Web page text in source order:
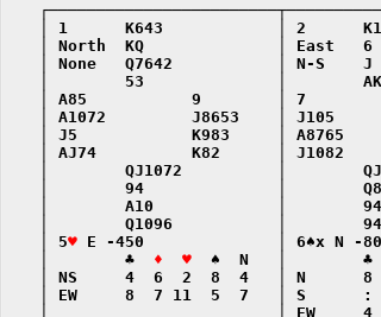
│ 1      K643            │ 2
│ North  KQ              │ East   6
│ None   Q7642           │ N-S    J
│        53              │
│ A85           9        │ 7
│ A1072         J8653    │ J105
│ J5            K983     │ A8765
│ AJ74          K82      │ J1082
│        QJ1072          │
│        94              │
│        A10             │
│        Q1096           │
    │ 5
♥ E -450              │ 6♠x N -
    │        ♣
♦  ♥
♠  N   │
│ NS     4  6  2  8  4   │ N      8
│ EW     8  7 11  5  7   │ S      :
│                        │ EW     4